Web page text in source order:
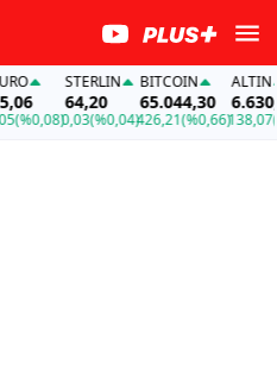
STERLIN
64,20
0,03(%0,04)
BITCOIN
65.044,30
426,21(%0,66)
ALTIN
6.630,66
138,07